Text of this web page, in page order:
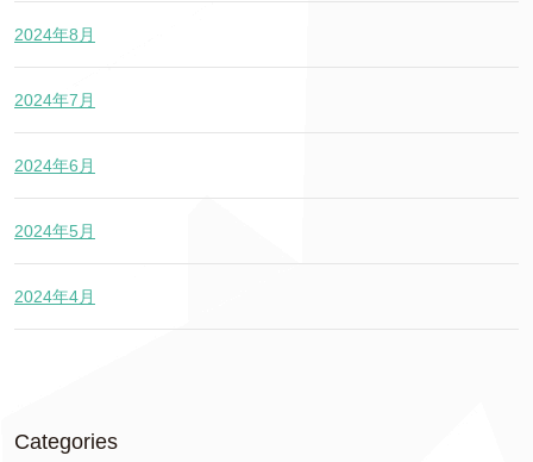
2024年8月
2024年7月
2024年6月
2024年5月
2024年4月
Categories